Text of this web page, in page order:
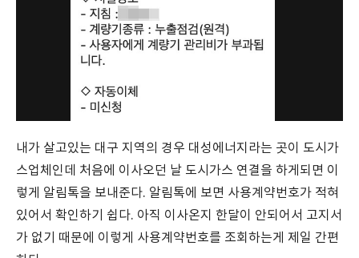
내가 살고있는 대구 지역의 경우 대성에너지라는 곳이 도시가
스업체인데 처음에 이사오던 날 도시가스 연결을 하게되면 이
렇게 알림톡을 보내준다. 알림톡에 보면 사용계약번호가 적혀
있어서 확인하기 쉽다. 아직 이사온지 한달이 안되어서 고지서
가 없기 때문에 이렇게 사용계약번호를 조회하는게 제일 간편